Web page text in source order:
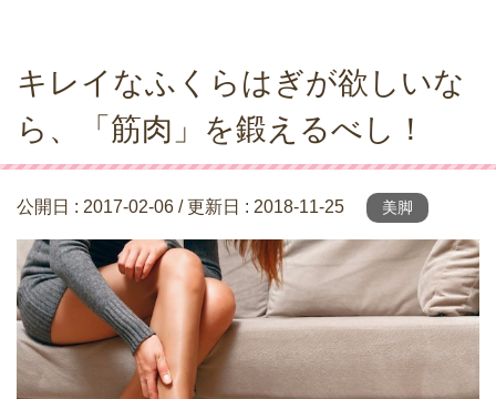
キレイなふくらはぎが欲しいな
ら、「筋肉」を鍛えるべし！
公開日 : 2017-02-06 / 更新日 : 2018-11-25 美脚